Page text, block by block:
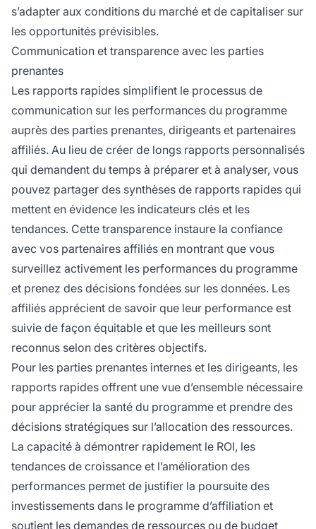
s’adapter aux conditions du marché et de capitaliser sur
les opportunités prévisibles.
Communication et transparence avec les parties
prenantes
Les rapports rapides simplifient le processus de
communication sur les performances du programme
auprès des parties prenantes, dirigeants et partenaires
affiliés. Au lieu de créer de longs rapports personnalisés
qui demandent du temps à préparer et à analyser, vous
pouvez partager des synthèses de rapports rapides qui
mettent en évidence les indicateurs clés et les
tendances. Cette transparence instaure la confiance
avec vos partenaires affiliés en montrant que vous
surveillez activement les performances du programme
et prenez des décisions fondées sur les données. Les
affiliés apprécient de savoir que leur performance est
suivie de façon équitable et que les meilleurs sont
reconnus selon des critères objectifs.
Pour les parties prenantes internes et les dirigeants, les
rapports rapides offrent une vue d’ensemble nécessaire
pour apprécier la santé du programme et prendre des
décisions stratégiques sur l’allocation des ressources.
La capacité à démontrer rapidement le ROI, les
tendances de croissance et l’amélioration des
performances permet de justifier la poursuite des
investissements dans le programme d’affiliation et
soutient les demandes de ressources ou de budget